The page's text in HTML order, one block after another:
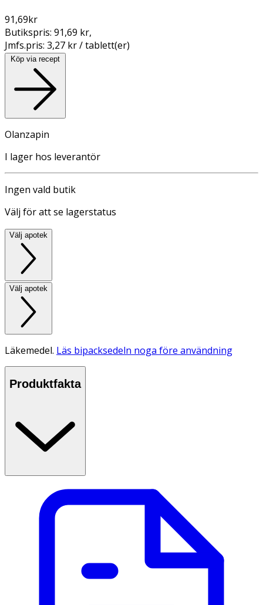
91,69kr
Butikspris: 91,69 kr,
Jmfs.pris: 3,27 kr / tablett(er)
Köp via recept
Olanzapin
I lager hos leverantör
Ingen vald butik
Välj för att se lagerstatus
Välj apotek
Välj apotek
Läkemedel. Läs bipacksedeln noga före användning
Produktfakta